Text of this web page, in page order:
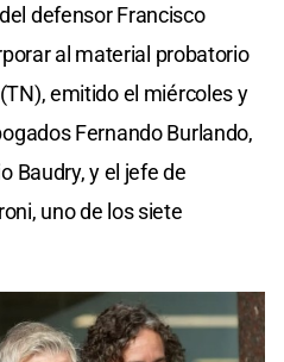
defensor Francisco
al material probatorio
emitido el miércoles y
Fernando Burlando,
Baudry, y el jefe de
uno de los siete